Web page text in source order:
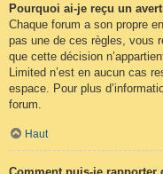
Pourquoi ai-je reçu un
Chaque forum a son propre
pas une de ces règles, vous
que cette décision
Limited n’est en aucun cas
espace. Pour plus
forum.
Haut